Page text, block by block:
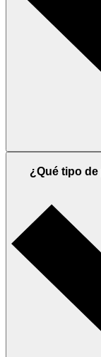
¿Qué tipo